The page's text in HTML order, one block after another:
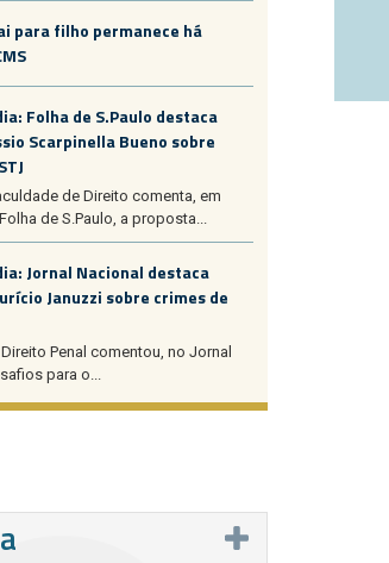
para filho permanece há
Folha de S.Paulo destaca
Scarpinella Bueno sobre
de Direito comenta, em
de S.Paulo, a proposta...
Jornal Nacional destaca
Januzzi sobre crimes de
Penal comentou, no Jornal
para o...